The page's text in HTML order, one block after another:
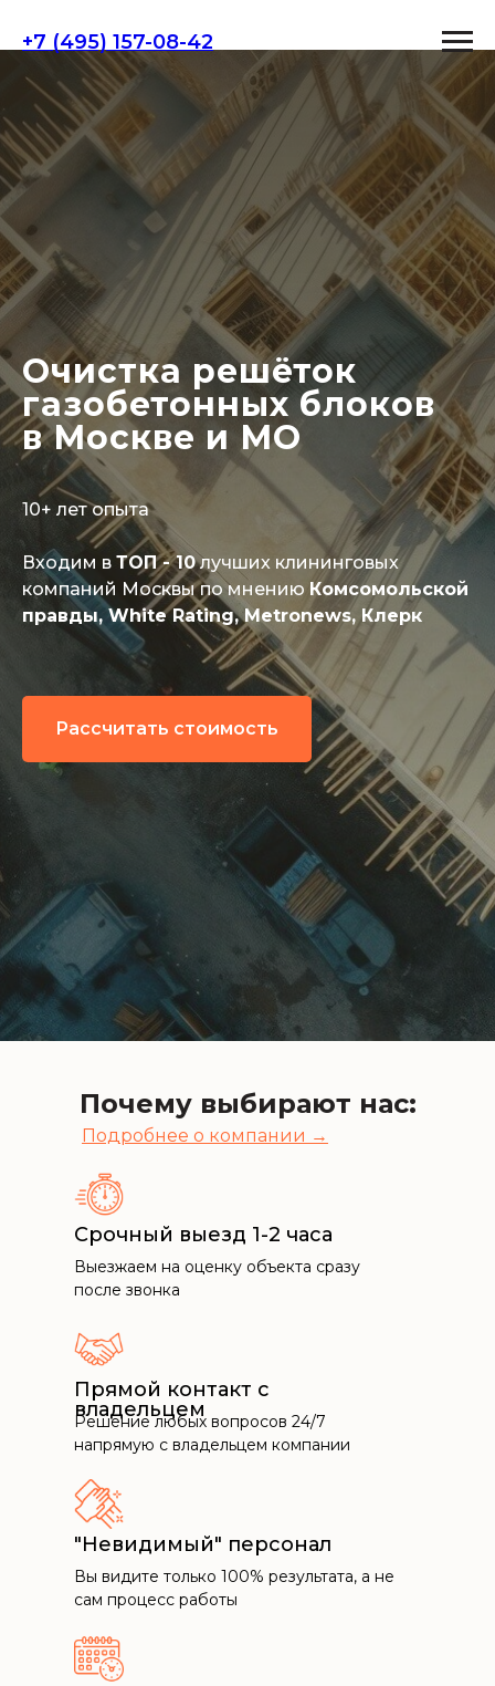
+7 (495) 157-08-42
Очистка решёток
газобетонных блоков
в Москве и МО
10+ лет опыта
Входим в ТОП - 10лучших клининговых
компаний Москвы по мнению Комсомольской
правды, White Rating, Metronews, Клерк
Рассчитать стоимость
Подробнее о компании →
Почему выбирают нас:
Выезжаем на оценку объекта сразу
после звонка
Срочный выезд 1-2 часа
Решение любых вопросов 24/7
напрямую с владельцем компании
Прямой контакт с
владельцем
Вы видите только 100% результата, а не
сам процесс работы
"Невидимый" персонал